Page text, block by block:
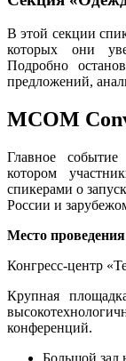
В этой секции
которых они
Подробно
предложений,
MCOM
Главное
котором
спикерами о
России и
Место проведения
Конгресс-центр
Крупная
конференций.